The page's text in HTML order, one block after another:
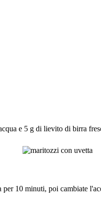
e 5 g di lievito di birra
10 minuti, poi cambiate